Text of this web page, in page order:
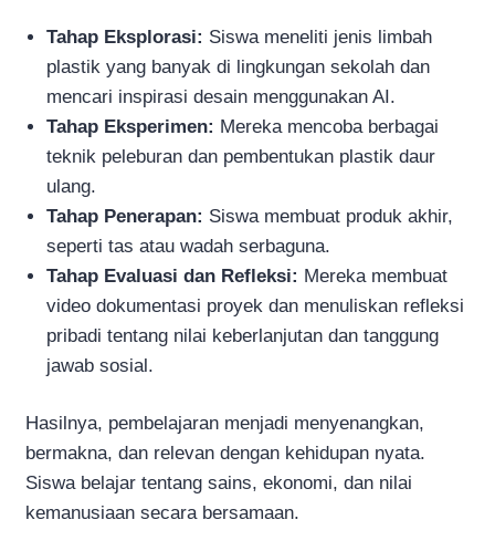
Tahap Eksplorasi: Siswa meneliti jenis limbah
plastik yang banyak di lingkungan sekolah dan
mencari inspirasi desain menggunakan AI.
Tahap Eksperimen: Mereka mencoba berbagai
teknik peleburan dan pembentukan plastik daur
ulang.
Tahap Penerapan: Siswa membuat produk akhir,
seperti tas atau wadah serbaguna.
Tahap Evaluasi dan Refleksi: Mereka membuat
video dokumentasi proyek dan menuliskan refleksi
pribadi tentang nilai keberlanjutan dan tanggung
jawab sosial.
Hasilnya, pembelajaran menjadi menyenangkan,
bermakna, dan relevan dengan kehidupan nyata.
Siswa belajar tentang sains, ekonomi, dan nilai
kemanusiaan secara bersamaan.